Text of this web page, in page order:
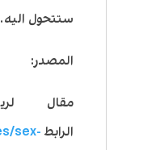
ستتحول اليه.
المصدر:
مقال
الرابط sex-